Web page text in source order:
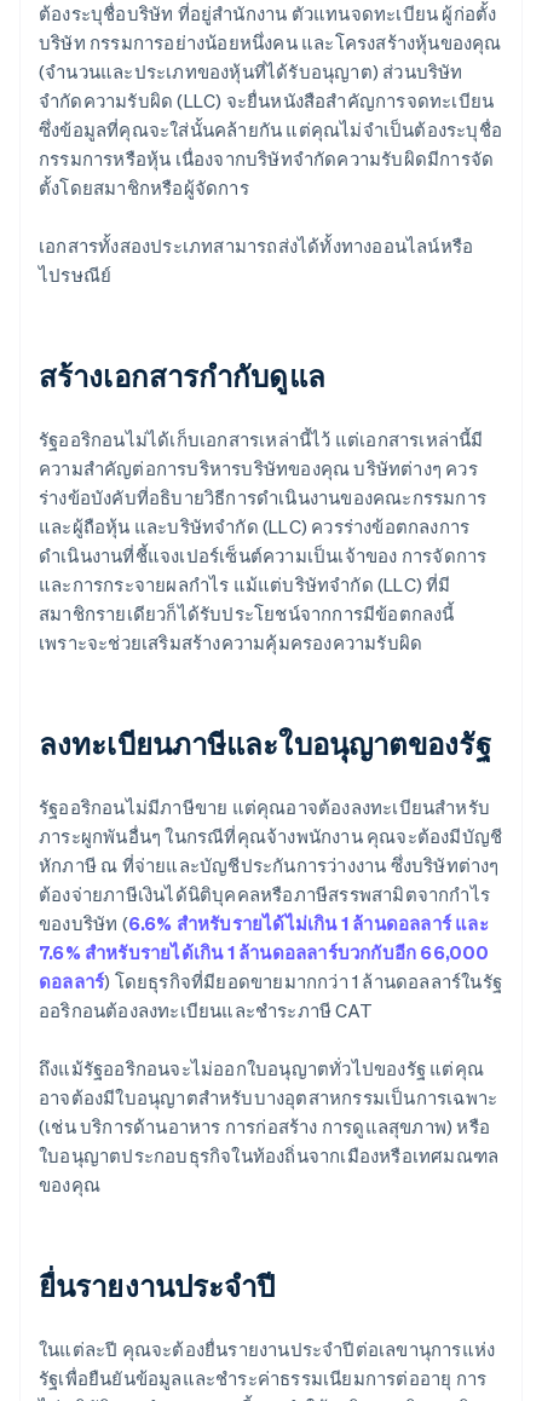
ต้องระบุชื่อบริษัท ที่อยู่สำนักงาน ตัวแทนจดทะเบียน ผู้ก่อตั้ง
บริษัท กรรมการอย่างน้อยหนึ่งคน และโครงสร้างหุ้นของคุณ
(จำนวนและประเภทของหุ้นที่ได้รับอนุญาต) ส่วนบริษัท
จำกัดความรับผิด (LLC) จะยื่นหนังสือสำคัญการจดทะเบียน
ซึ่งข้อมูลที่คุณจะใส่นั้นคล้ายกัน แต่คุณไม่จำเป็นต้องระบุชื่อ
กรรมการหรือหุ้น เนื่องจากบริษัทจำกัดความรับผิดมีการจัด
ตั้งโดยสมาชิกหรือผู้จัดการ
เอกสารทั้งสองประเภทสามารถส่งได้ทั้งทางออนไลน์หรือ
ไปรษณีย์
สร้างเอกสารกํากับดูแล
รัฐออริกอนไม่ได้เก็บเอกสารเหล่านี้ไว้ แต่เอกสารเหล่านี้มี
ความสำคัญต่อการบริหารบริษัทของคุณ บริษัทต่างๆ ควร
ร่างข้อบังคับที่อธิบายวิธีการดำเนินงานของคณะกรรมการ
และผู้ถือหุ้น และบริษัทจำกัด (LLC) ควรร่างข้อตกลงการ
ดำเนินงานที่ชี้แจงเปอร์เซ็นต์ความเป็นเจ้าของ การจัดการ
และการกระจายผลกำไร แม้แต่บริษัทจำกัด (LLC) ที่มี
สมาชิกรายเดียวก็ได้รับประโยชน์จากการมีข้อตกลงนี้
เพราะจะช่วยเสริมสร้างความคุ้มครองความรับผิด
ลงทะเบียนภาษีและใบอนุญาตของรัฐ
รัฐออริกอนไม่มีภาษีขาย แต่คุณอาจต้องลงทะเบียนสำหรับ
ภาระผูกพันอื่นๆ ในกรณีที่คุณจ้างพนักงาน คุณจะต้องมีบัญชี
หักภาษี ณ ที่จ่ายและบัญชีประกันการว่างงาน ซึ่งบริษัทต่างๆ
ต้องจ่ายภาษีเงินได้นิติบุคคลหรือภาษีสรรพสามิตจากกำไร
ของบริษัท (6.6% สำหรับรายได้ไม่เกิน 1 ล้านดอลลาร์ และ
7.6% สำหรับรายได้เกิน 1 ล้านดอลลาร์บวกกับอีก 66,000
ดอลลาร์) โดยธุรกิจที่มียอดขายมากกว่า 1 ล้านดอลลาร์ในรัฐ
ออริกอนต้องลงทะเบียนและชำระภาษี CAT
ถึงแม้รัฐออริกอนจะไม่ออกใบอนุญาตทั่วไปของรัฐ แต่คุณ
อาจต้องมีใบอนุญาตสำหรับบางอุตสาหกรรมเป็นการเฉพาะ
(เช่น บริการด้านอาหาร การก่อสร้าง การดูแลสุขภาพ) หรือ
ใบอนุญาตประกอบธุรกิจในท้องถิ่นจากเมืองหรือเทศมณฑล
ของคุณ
ยื่นรายงานประจำปี
ในแต่ละปี คุณจะต้องยื่นรายงานประจำปีต่อเลขานุการแห่ง
รัฐเพื่อยืนยันข้อมูลและชำระค่าธรรมเนียมการต่ออายุ การ